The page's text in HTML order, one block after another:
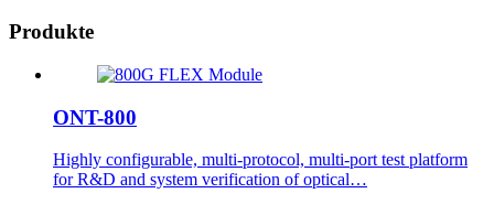
Produkte
ONT-800
Highly configurable, multi-protocol, multi-port test platform
for R&D and system verification of optical…